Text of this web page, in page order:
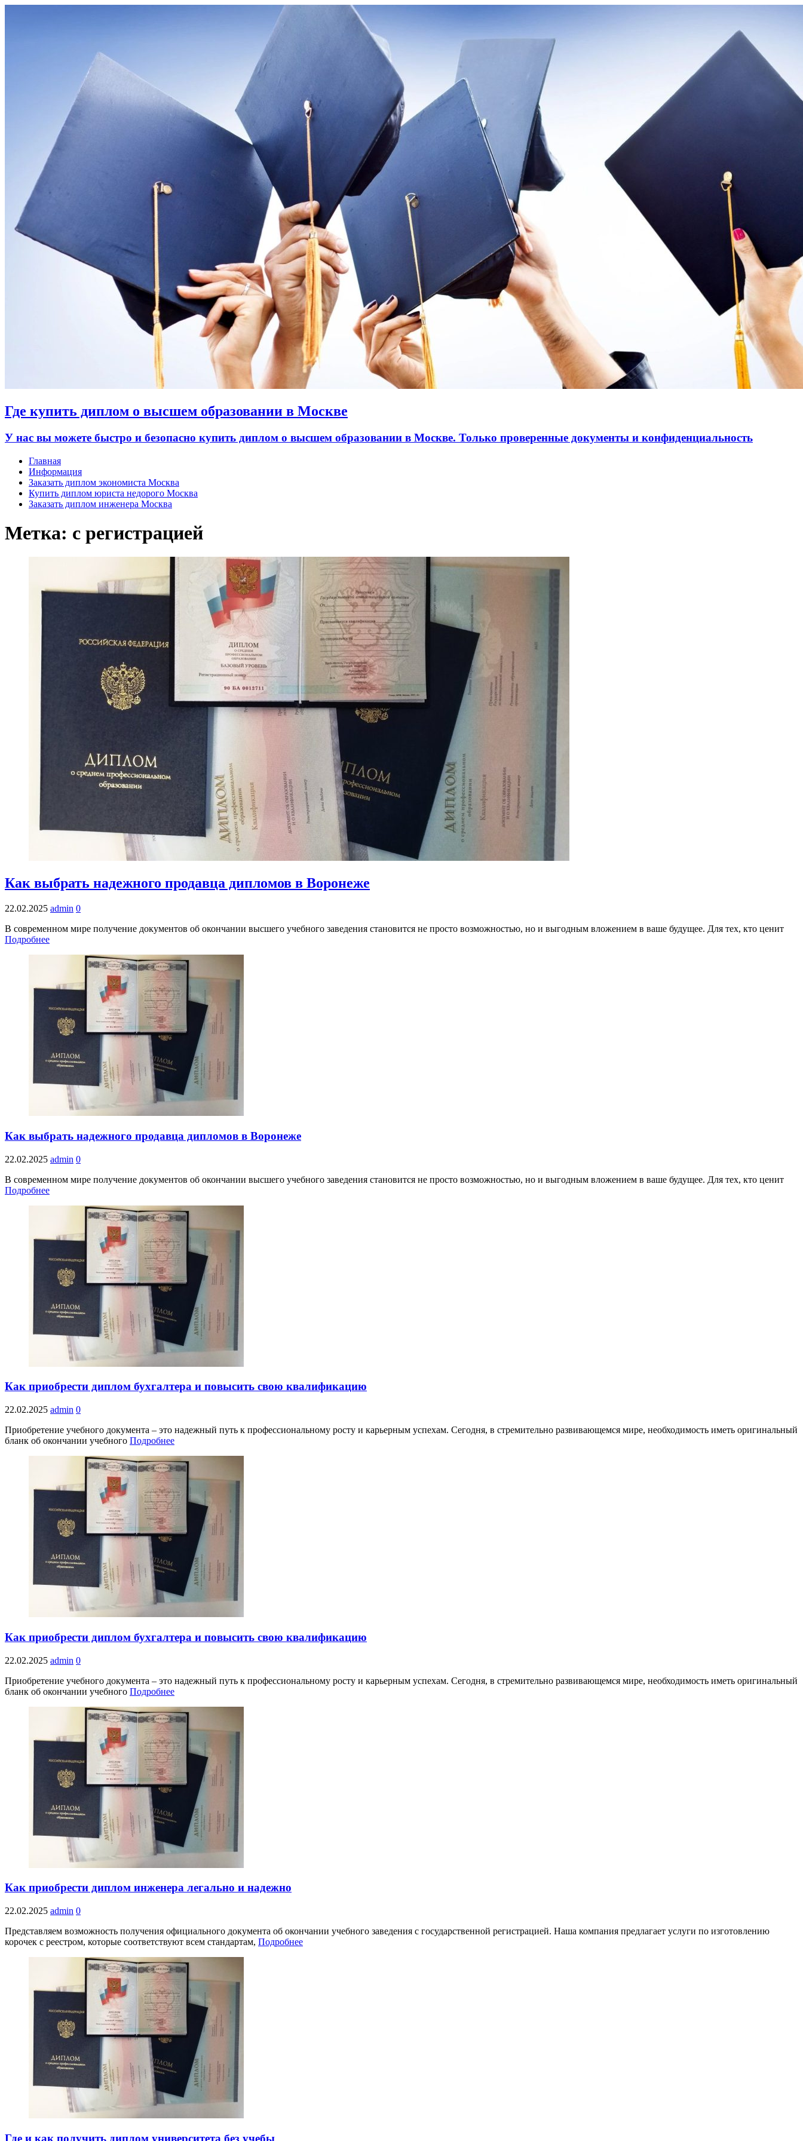
Где купить диплом о высшем образовании в Москве
У нас вы можете быстро и безопасно купить диплом о высшем образовании в Москве. Только проверенные документы и конфиденциальность
Главная
Информация
Заказать диплом экономиста Москва
Купить диплом юриста недорого Москва
Заказать диплом инженера Москва
Метка: с регистрацией
Как выбрать надежного продавца дипломов в Воронеже
22.02.2025 admin 0
В современном мире получение документов об окончании высшего учебного заведения становится не просто возможностью, но и выгодным вложением в ваше будущее. Для тех, кто ценит
Подробнее
Как выбрать надежного продавца дипломов в Воронеже
22.02.2025 admin 0
В современном мире получение документов об окончании высшего учебного заведения становится не просто возможностью, но и выгодным вложением в ваше будущее. Для тех, кто ценит
Подробнее
Как приобрести диплом бухгалтера и повысить свою квалификацию
22.02.2025 admin 0
Приобретение учебного документа – это надежный путь к профессиональному росту и карьерным успехам. Сегодня, в стремительно развивающемся мире, необходимость иметь оригинальный
бланк об окончании учебного Подробнее
Как приобрести диплом бухгалтера и повысить свою квалификацию
22.02.2025 admin 0
Приобретение учебного документа – это надежный путь к профессиональному росту и карьерным успехам. Сегодня, в стремительно развивающемся мире, необходимость иметь оригинальный
бланк об окончании учебного Подробнее
Как приобрести диплом инженера легально и надежно
22.02.2025 admin 0
Представляем возможность получения официального документа об окончании учебного заведения с государственной регистрацией. Наша компания предлагает услуги по изготовлению
корочек с реестром, которые соответствуют всем стандартам, Подробнее
Где и как получить диплом университета без учебы